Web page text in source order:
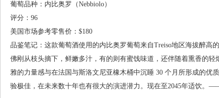
葡萄品种：内比奥罗（Nebbiolo）
评分：96
美国市场参考零售价：$180
品鉴笔记：这款葡萄酒使用的内比奥罗葡萄来自Treiso地区海拔醉
佛刚从枝头摘下，鲜嫩多汁，有的则有蜜饯味道，还伴随着熏香的
雅的力量感与在法国与斯洛文尼亚橡木桶中沉睡 30 个月所形成的优
验极佳，在未来数十年也有很大的演进潜力。现在至2045年适饮。